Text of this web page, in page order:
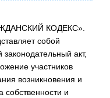
КОДЕКС».
собой
акт,
участников
возникновения и
собственности и